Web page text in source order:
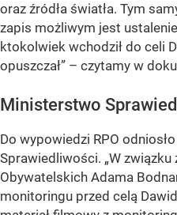
oraz źródła światła. Tym
zapis możliwym jest
ktokolwiek wchodził do celi
opuszczał” – czytamy w
Ministerstwo
Do wypowiedzi RPO
Sprawiedliwości. „W związku
Obywatelskich Adama
monitoringu przed celą